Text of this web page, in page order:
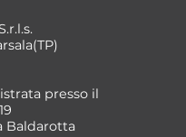
presso il
Baldarotta